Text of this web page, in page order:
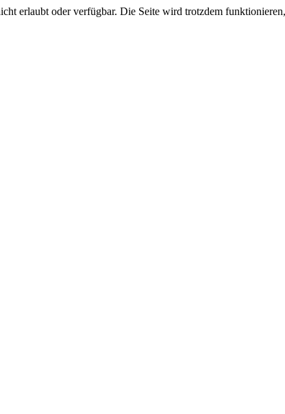
erlaubt oder verfügbar. Die Seite wird trotzdem